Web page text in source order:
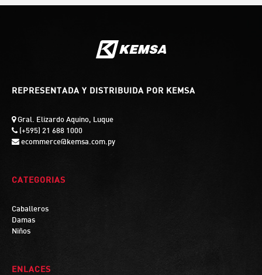
REPRESENTADA Y DISTRIBUIDA POR KEMSA
Gral. Elizardo Aquino, Luque
(+595) 21 688 1000
ecommerce@kemsa.com.py
CATEGORIAS
Caballeros
Damas
Niños
ENLACES